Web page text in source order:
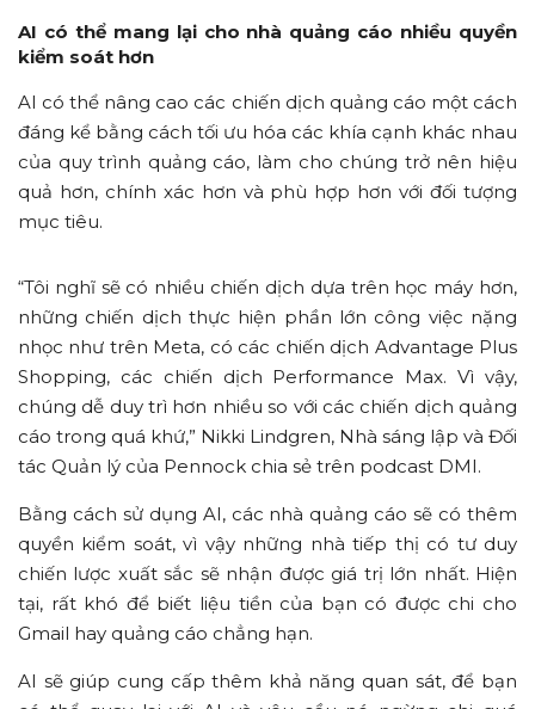
AI có thể mang lại cho nhà quảng cáo nhiều quyền
kiểm soát hơn
AI có thể nâng cao các chiến dịch quảng cáo một cách
đáng kể bằng cách tối ưu hóa các khía cạnh khác nhau
của quy trình quảng cáo, làm cho chúng trở nên hiệu
quả hơn, chính xác hơn và phù hợp hơn với đối tượng
mục tiêu.
“Tôi nghĩ sẽ có nhiều chiến dịch dựa trên học máy hơn,
những chiến dịch thực hiện phần lớn công việc nặng
nhọc như trên Meta, có các chiến dịch Advantage Plus
Shopping, các chiến dịch Performance Max. Vì vậy,
chúng dễ duy trì hơn nhiều so với các chiến dịch quảng
cáo trong quá khứ,” Nikki Lindgren, Nhà sáng lập và Đối
tác Quản lý của Pennock chia sẻ trên podcast DMI.
Bằng cách sử dụng AI, các nhà quảng cáo sẽ có thêm
quyền kiểm soát, vì vậy những nhà tiếp thị có tư duy
chiến lược xuất sắc sẽ nhận được giá trị lớn nhất. Hiện
tại, rất khó để biết liệu tiền của bạn có được chi cho
Gmail hay quảng cáo chẳng hạn.
AI sẽ giúp cung cấp thêm khả năng quan sát, để bạn